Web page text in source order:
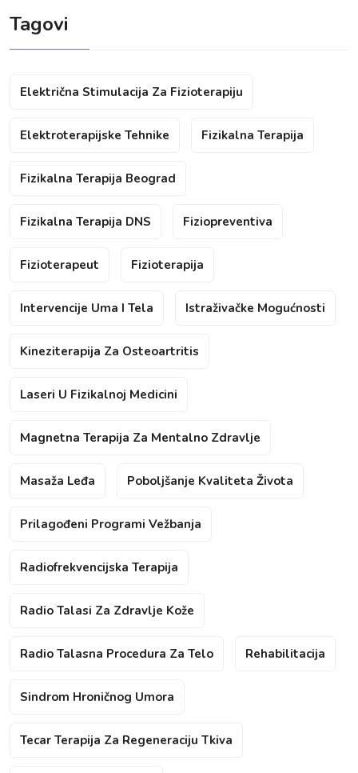
Tagovi
Električna Stimulacija Za Fizioterapiju
Elektroterapijske Tehnike Fizikalna Terapija
Fizikalna Terapija Beograd
Fizikalna Terapija DNS Fiziopreventiva
Fizioterapeut Fizioterapija
Intervencije Uma I Tela Istraživačke Mogućnosti
Kineziterapija Za Osteoartritis
Laseri U Fizikalnoj Medicini
Magnetna Terapija Za Mentalno Zdravlje
Masaža Leđa Poboljšanje Kvaliteta Života
Prilagođeni Programi Vežbanja
Radiofrekvencijska Terapija
Radio Talasi Za Zdravlje Kože
Radio Talasna Procedura Za Telo Rehabilitacija
Sindrom Hroničnog Umora
Tecar Terapija Za Regeneraciju Tkiva